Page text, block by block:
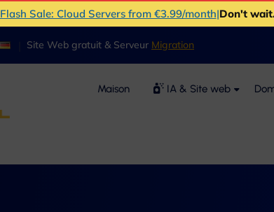
Flash Sale: Cloud Servers from €3.99/month|Don't wait
Site Web gratuit & Serveur Migration
Maison IA & Site web